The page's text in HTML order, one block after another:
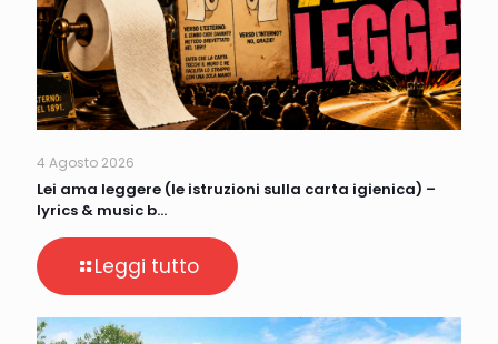
4 Agosto 2026
Lei ama leggere (le istruzioni sulla carta igienica) –
lyrics & music b…
Leggi tutto